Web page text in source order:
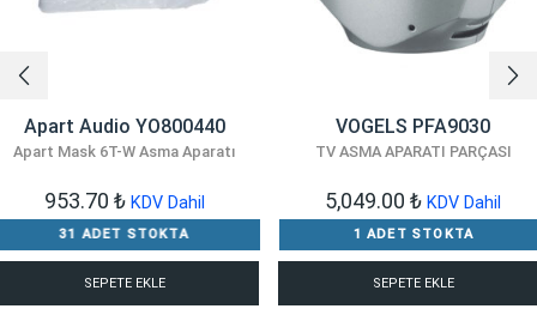
Apart Audio YO800440
Apart Mask 6T-W Asma Aparatı
953.70 ₺ KDV Dahil
31 ADET STOKTA
SEPETE EKLE
VOGELS PFA9030
TV ASMA APARATI PARÇASI
5,049.00 ₺ KDV Dahil
1 ADET STOKTA
SEPETE EKLE